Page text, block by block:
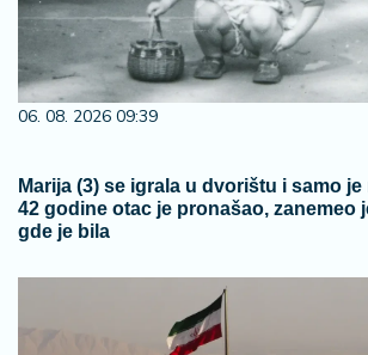
06. 08. 2026 09:39
Marija (3) se igrala u dvorištu i samo
42 godine otac je pronašao, zanemeo
gde je bila